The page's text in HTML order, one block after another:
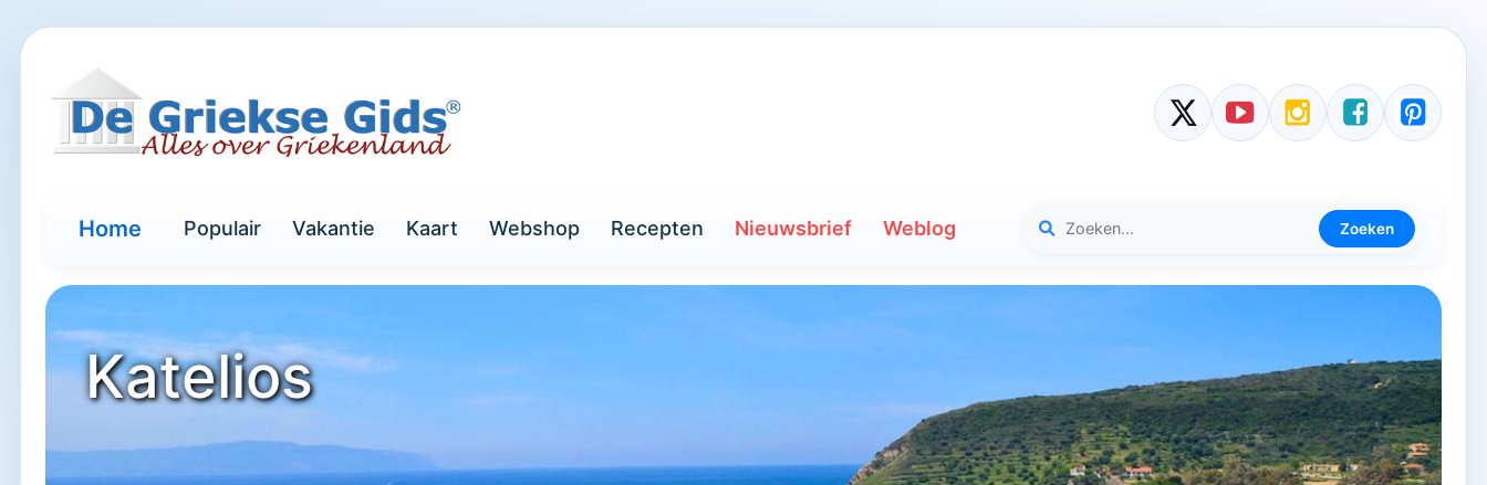
Home Populair Vakantie Kaart Webshop Recepten Nieuwsbrief Weblog Zoeken
Katelios